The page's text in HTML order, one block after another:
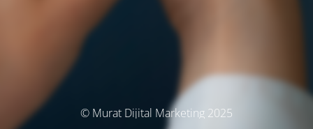
© Murat Dijital Marketing 2025